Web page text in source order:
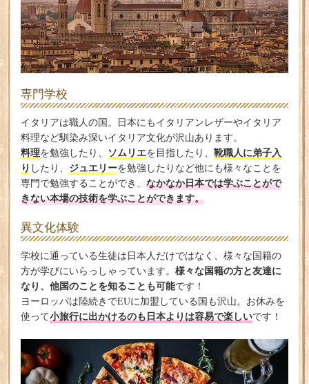
専門学校
イタリアは職人の国。日本にもイタリアンレザーやイタリア
料理など馴染み深いイタリア文化が沢山あります。
料理を勉強したり、 ソムリエを目指したり、 靴職人に弟子入
り したり、 ジュエリーを勉強したりなど他にも様々なことを
専門で勉強することができ、 なかなか日本では学ぶことがで
きない本場の技術を学ぶことができます。
異文化体験
学校に通っている生徒は日本人だけではなく、様々な国籍の
方が学びにいらっしゃっています。 様々な国籍の方と友達に
なり、他国のことを知ることも可能です！
ヨーロッパは陸続きでEUに加盟している国も沢山。お休みを
使って小旅行に出かけるのも日本よりは容易で楽しいです！